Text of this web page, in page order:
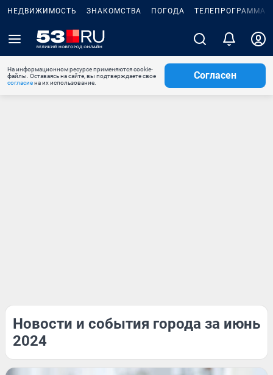
НЕДВИЖИМОСТЬ ЗНАКОМСТВА ПОГОДА ТЕЛЕПРОГРАММА
На информационном ресурсе применяются cookie-
файлы. Оставаясь на сайте, вы подтверждаете свое
согласиена их использование.
Согласен
Новости и события города за июнь
2024